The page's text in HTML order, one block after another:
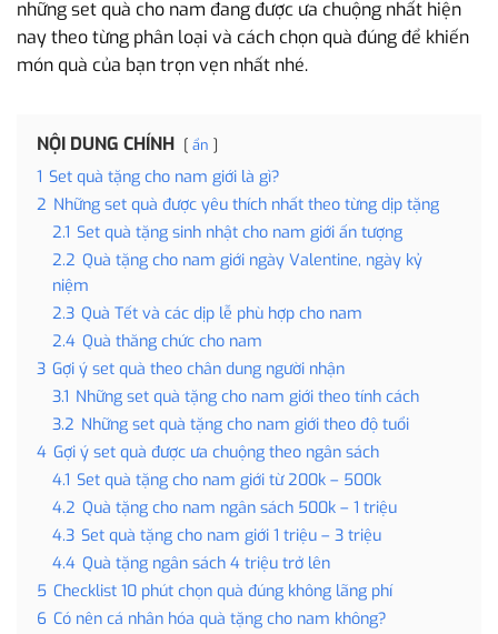
những set quà cho nam đang được ưa chuộng nhất hiện
nay theo từng phân loại và cách chọn quà đúng để khiến
món quà của bạn trọn vẹn nhất nhé.
NỘI DUNG CHÍNH ẩn
1 Set quà tặng cho nam giới là gì?
2 Những set quà được yêu thích nhất theo từng dịp tặng
2.1 Set quà tặng sinh nhật cho nam giới ấn tượng
2.2 Quà tặng cho nam giới ngày Valentine, ngày kỷ
niệm
2.3 Quà Tết và các dịp lễ phù hợp cho nam
2.4 Quà thăng chức cho nam
3 Gợi ý set quà theo chân dung người nhận
3.1 Những set quà tặng cho nam giới theo tính cách
3.2 Những set quà tặng cho nam giới theo độ tuổi
4 Gợi ý set quà được ưa chuộng theo ngân sách
4.1 Set quà tặng cho nam giới từ 200k – 500k
4.2 Quà tặng cho nam ngân sách 500k – 1 triệu
4.3 Set quà tặng cho nam giới 1 triệu – 3 triệu
4.4 Quà tặng ngân sách 4 triệu trở lên
5 Checklist 10 phút chọn quà đúng không lãng phí
6 Có nên cá nhân hóa quà tặng cho nam không?